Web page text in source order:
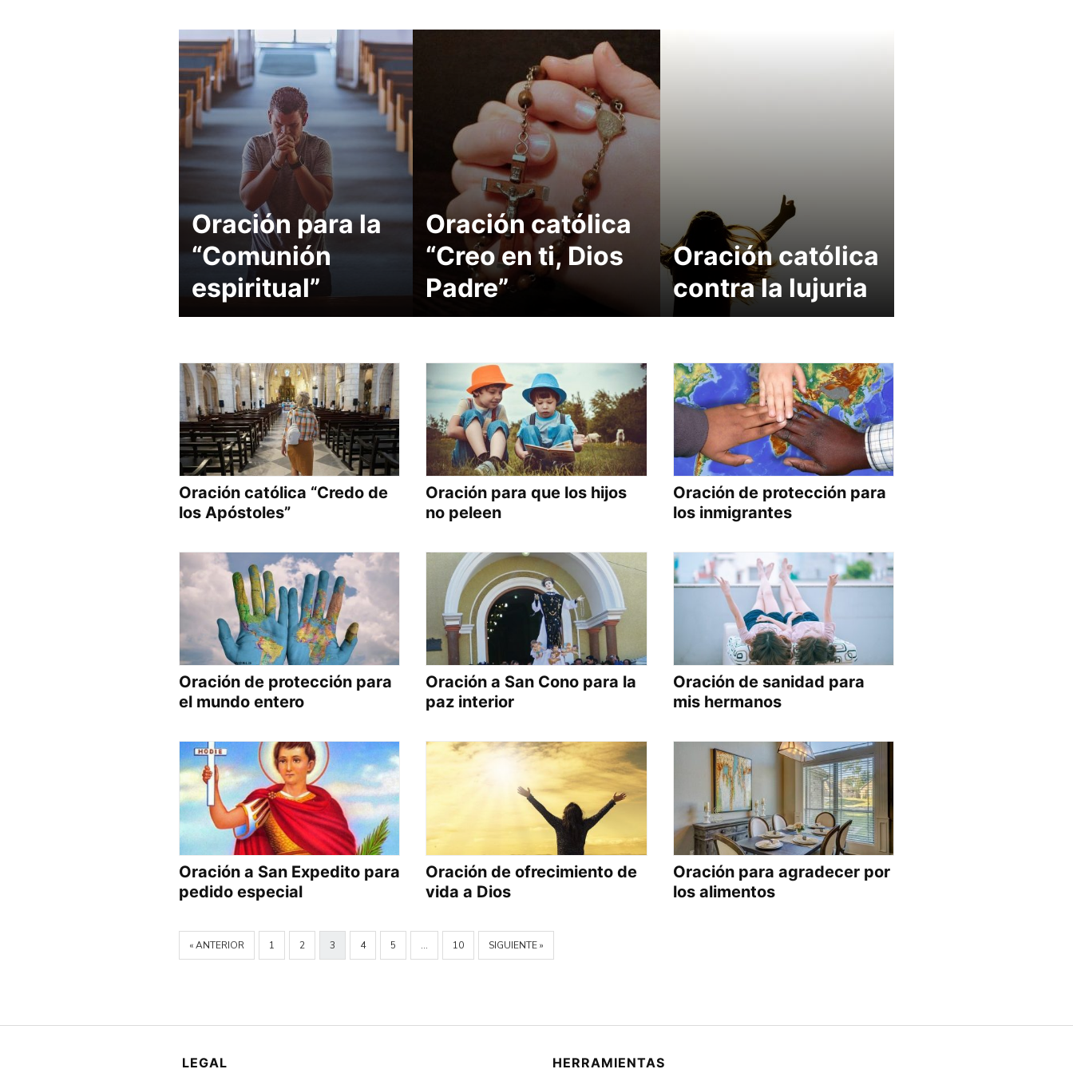
Oración para la
“Comunión
espiritual”
Oración católica
“Creo en ti, Dios
Padre”
Oración católica
contra la lujuria
Oración católica “Credo de
los Apóstoles”
Oración para que los hijos
no peleen
Oración de protección para
los inmigrantes
Oración de protección para
el mundo entero
Oración a San Cono para la
paz interior
Oración de sanidad para
mis hermanos
Oración a San Expedito para
pedido especial
Oración de ofrecimiento de
vida a Dios
Oración para agradecer por
los alimentos
« ANTERIOR 1 2 3 4 5 … 10 SIGUIENTE »
LEGAL HERRAMIENTAS